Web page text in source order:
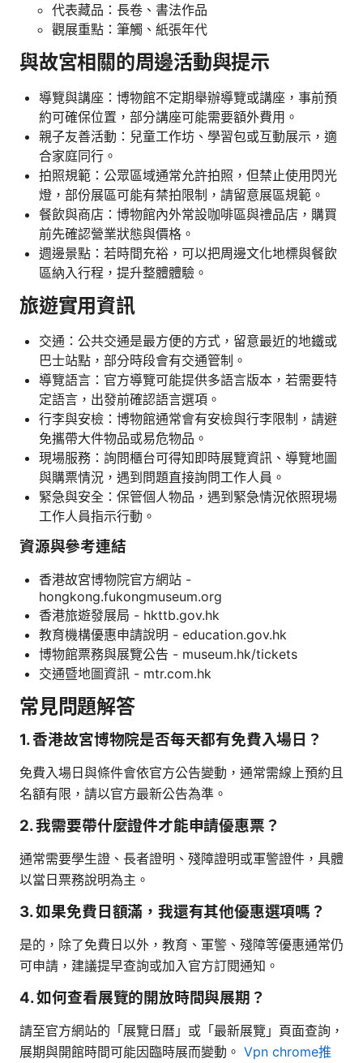
代表藏品：長卷、書法作品
觀展重點：筆觸、紙張年代
與故宮相關的周邊活動與提示
導覽與講座：博物館不定期舉辦導覽或講座，事前預
約可確保位置，部分講座可能需要額外費用。
親子友善活動：兒童工作坊、學習包或互動展示，適
合家庭同行。
拍照規範：公眾區域通常允許拍照，但禁止使用閃光
燈，部份展區可能有禁拍限制，請留意展區規範。
餐飲與商店：博物館內外常設咖啡區與禮品店，購買
前先確認營業狀態與價格。
週邊景點：若時間充裕，可以把周邊文化地標與餐飲
區納入行程，提升整體體驗。
旅遊實用資訊
交通：公共交通是最方便的方式，留意最近的地鐵或
巴士站點，部分時段會有交通管制。
導覽語言：官方導覽可能提供多語言版本，若需要特
定語言，出發前確認語言選項。
行李與安檢：博物館通常會有安檢與行李限制，請避
免攜帶大件物品或易危物品。
現場服務：詢問櫃台可得知即時展覽資訊、導覽地圖
與購票情況，遇到問題直接詢問工作人員。
緊急與安全：保管個人物品，遇到緊急情況依照現場
工作人員指示行動。
資源與參考連結
香港故宮博物院官方網站 -
hongkong.fukongmuseum.org
香港旅遊發展局 - hkttb.gov.hk
教育機構優惠申請說明 - education.gov.hk
博物館票務與展覽公告 - museum.hk/tickets
交通暨地圖資訊 - mtr.com.hk
常見問題解答
1. 香港故宮博物院是否每天都有免費入場日？
免費入場日與條件會依官方公告變動，通常需線上預約且
名額有限，請以官方最新公告為準。
2. 我需要帶什麼證件才能申請優惠票？
通常需要學生證、長者證明、殘障證明或軍警證件，具體
以當日票務說明為主。
3. 如果免費日額滿，我還有其他優惠選項嗎？
是的，除了免費日以外，教育、軍警、殘障等優惠通常仍
可申請，建議提早查詢或加入官方訂閱通知。
4. 如何查看展覽的開放時間與展期？
請至官方網站的「展覽日曆」或「最新展覽」頁面查詢，
展期與開館時間可能因臨時展而變動。 Vpn chrome推